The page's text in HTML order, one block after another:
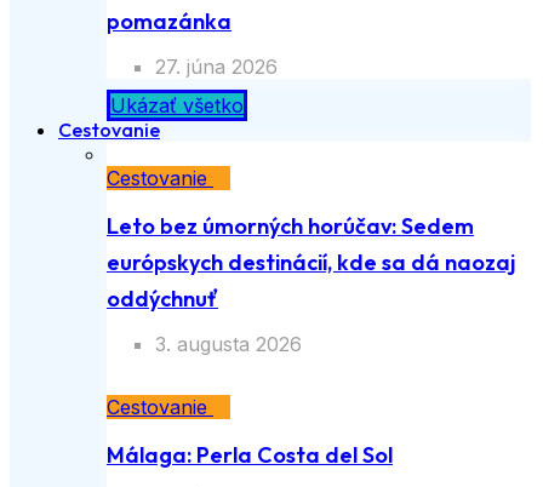
pomazánka
27. júna 2026
Ukázať všetko
Cestovanie
Cestovanie
Leto bez úmorných horúčav: Sedem
európskych destinácií, kde sa dá naozaj
oddýchnuť
3. augusta 2026
Cestovanie
Málaga: Perla Costa del Sol